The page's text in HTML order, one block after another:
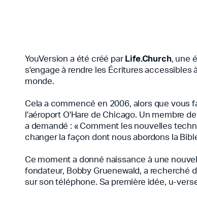
YouVersion a été créé parLife.Church, une
s'engage à rendre les Écritures accessibles
monde.
Cela a commencé en 2006, alors que vous
l'aéroport O'Hare de Chicago. Un membre
a demandé : « Comment les nouvelles
changer la façon dont nous abordons la
Ce moment a donné naissance à une
fondateur, Bobby Gruenewald, a recherché
sur son téléphone. Sa première idée, u-